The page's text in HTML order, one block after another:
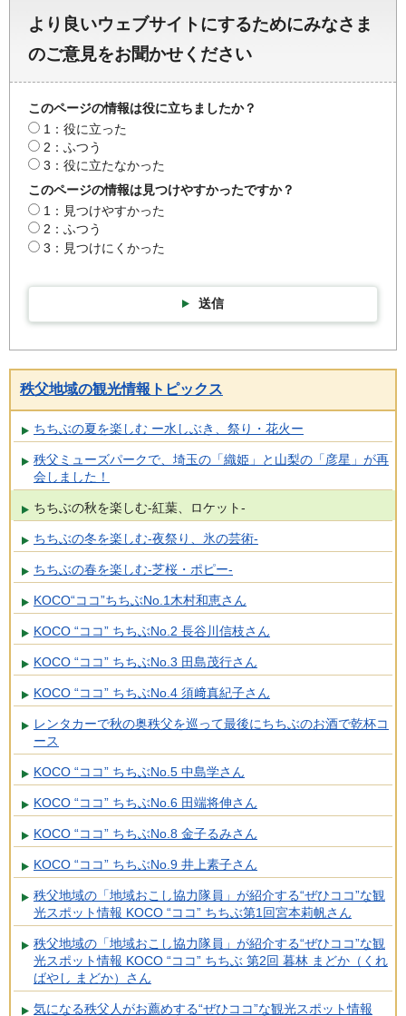
より良いウェブサイトにするためにみなさま
のご意見をお聞かせください
このページの情報は役に立ちましたか？
1：役に立った
2：ふつう
3：役に立たなかった
このページの情報は見つけやすかったですか？
1：見つけやすかった
2：ふつう
3：見つけにくかった
送信
秩父地域の観光情報トピックス
ちちぶの夏を楽しむ ー水しぶき、祭り・花火ー
秩父ミューズパークで、埼玉の「織姫」と山梨の「彦星」が再
会しました！
ちちぶの秋を楽しむ-紅葉、ロケット-
ちちぶの冬を楽しむ-夜祭り、氷の芸術-
ちちぶの春を楽しむ-芝桜・ポピー-
KOCO“ココ”ちちぶNo.1木村和恵さん
KOCO “ココ” ちちぶNo.2 長谷川信枝さん
KOCO “ココ” ちちぶNo.3 田島茂行さん
KOCO “ココ” ちちぶNo.4 須﨑真紀子さん
レンタカーで秋の奥秩父を巡って最後にちちぶのお酒で乾杯コ
ース
KOCO “ココ” ちちぶNo.5 中島学さん
KOCO “ココ” ちちぶNo.6 田端将伸さん
KOCO “ココ” ちちぶNo.8 金子るみさん
KOCO “ココ” ちちぶNo.9 井上素子さん
秩父地域の「地域おこし協力隊員」が紹介する“ぜひココ”な観
光スポット情報 KOCO “ココ” ちちぶ第1回宮本莉帆さん
秩父地域の「地域おこし協力隊員」が紹介する“ぜひココ”な観
光スポット情報 KOCO “ココ” ちちぶ 第2回 暮林 まどか（くれ
ばやし まどか）さん
気になる秩父人がお薦めする“ぜひココ”な観光スポット情報